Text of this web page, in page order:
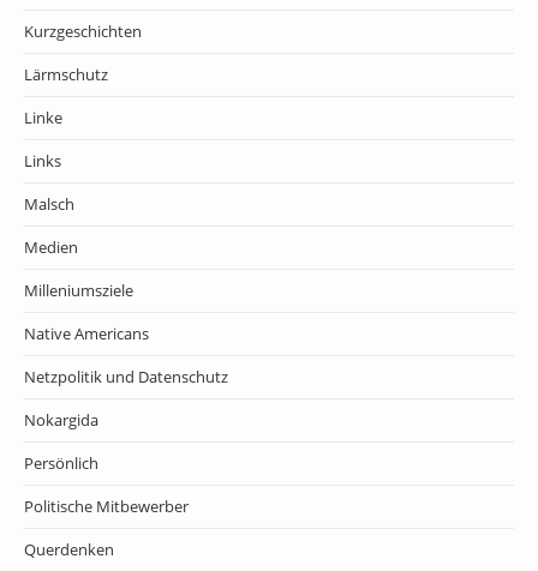
Kurzgeschichten
Lärmschutz
Linke
Links
Malsch
Medien
Milleniumsziele
Native Americans
Netzpolitik und Datenschutz
Nokargida
Persönlich
Politische Mitbewerber
Querdenken